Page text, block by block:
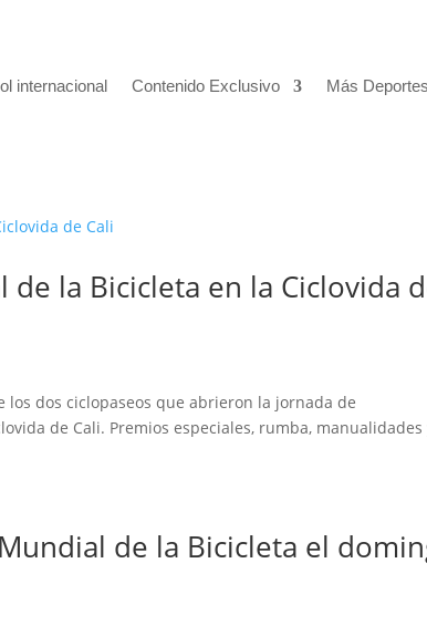
internacional Contenido Exclusivo Más Deportes
la Bicicleta en la Ciclovida
dos ciclopaseos que abrieron la jornada de
de Cali. Premios especiales, rumba, manualidades
de la Bicicleta el